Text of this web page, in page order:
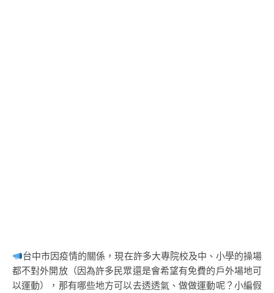
台中市因疫情的關係，現在許多大專院校及中、小學的操場
都不對外開放（因為許多民眾還是會希望有免費的戶外場地可
以運動），那有哪些地方可以去透透氣、做做運動呢？小編假